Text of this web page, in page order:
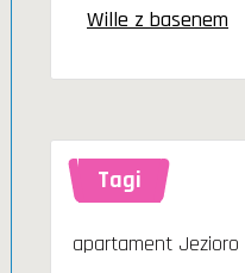
Wille z basenem
Tagi
apartament Jezioro